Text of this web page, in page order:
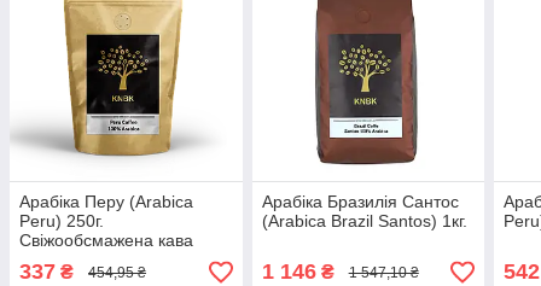
Арабіка Перу (Arabica
Peru) 250г.
Свіжообсмажена кава
337 ₴ 454,95 ₴
Арабіка Бразилія Сантос
(Arabica Brazil Santos) 1кг.
1 146₴ 1 547,10 ₴ 542